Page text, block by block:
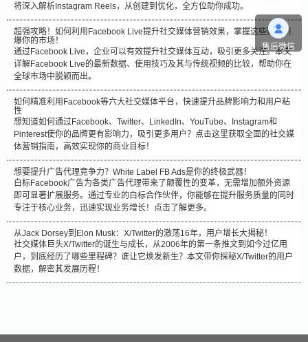
将深入解析Instagram Reels，从创建到优化，全方位助你成功。
超强攻略！如何利用Facebook Live提升社交媒体营销效果，掌握这些数据引
爆你的市场！
通过Facebook Live，企业可以有效提升社交媒体互动，吸引更多关注。本文
详解Facebook Live的最新数据、使用技巧及其与传统视频的比较，帮助你在
全球市场中脱颖而出。
如何精准利用Facebook等六大社交媒体平台，快速提升品牌影响力和用户粘
性
想知道如何通过Facebook、Twitter、LinkedIn、YouTube、Instagram和
Pinterest使你的品牌更有影响力，吸引更多用户？点击这里获取全面的社交媒
体营销指南，高效实现你的商业目标！
想要提升广告代理竞争力？White Label FB Ads是你的终极武器！
白标Facebook广告为各类广告代理带来了颠覆性的变革，无需增加额外资源
即可显著扩展服务。通过专业的白标合作伙伴，你能够在提升服务质量的同时
专注于核心业务，迅速实现业务增长！点击了解更多。
从Jack Dorsey到Elon Musk：X/Twitter的激荡16年，用户增长大揭秘！
社交媒体巨头X/Twitter的诞生与成长，从2006年的第一条推文到如今过亿用
户，到底经历了哪些里程碑？谁让它焕发新生？本文带你探秘X/Twitter的用户
数据，解密其发展历程！
售后微信